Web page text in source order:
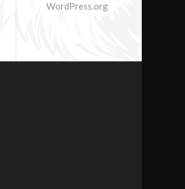
WordPress.org